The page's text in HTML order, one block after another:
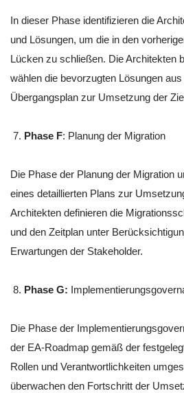
In dieser Phase identifizieren die
und Lösungen, um die in den
Lücken zu schließen. Die Architekten
wählen die bevorzugten Lösungen
Übergangsplan zur Umsetzung der
Phase F: Planung der Migration
Die Phase der Planung der Migration
eines detaillierten Plans zur
Architekten definieren die
und den Zeitplan unter
Erwartungen der Stakeholder.
Phase G:
Die Phase der
der EA-Roadmap gemäß der
Rollen und Verantwortlichkeiten
überwachen den Fortschritt der